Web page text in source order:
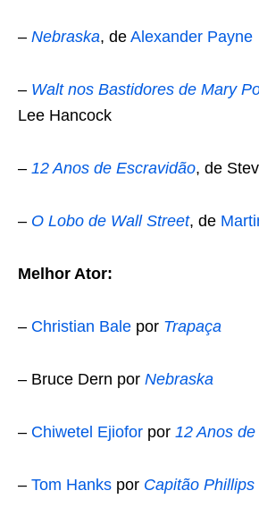
– Nebraska, de Alexander Payne
– Walt nos Bastidores de Mary
Lee Hancock
– 12 Anos de Escravidão, de
– O Lobo de Wall Street, de
Melhor Ator:
– Christian Bale por Trapaça
– Bruce Dern por Nebraska
– Chiwetel Ejiofor por 12 Anos
– Tom Hanks por Capitão Phillips